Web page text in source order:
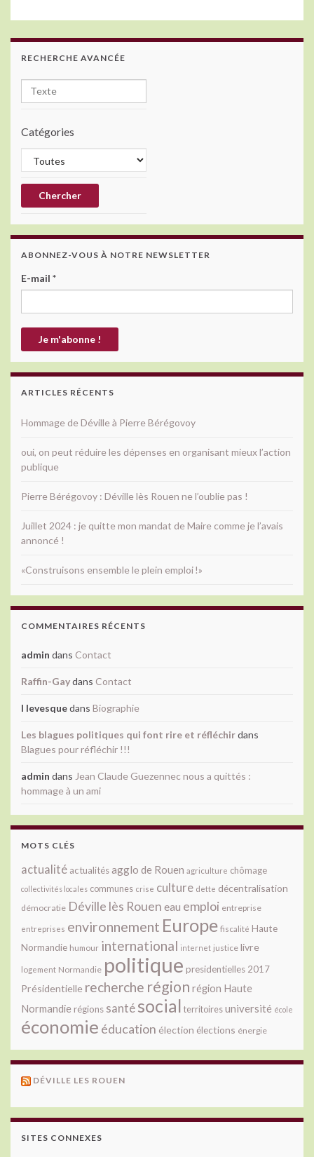
o
o
n
RECHERCHE AVANCÉE
Catégories
ABONNEZ-VOUS À NOTRE NEWSLETTER
E-mail *
ARTICLES RÉCENTS
Hommage de Déville à Pierre Bérégovoy
oui, on peut réduire les dépenses en organisant mieux l’action
publique
Pierre Bérégovoy : Déville lès Rouen ne l’oublie pas !
Juillet 2024 : je quitte mon mandat de Maire comme je l’avais
annoncé !
«Construisons ensemble le plein emploi !»
COMMENTAIRES RÉCENTS
admin dans Contact
Raffin-Gaydans Contact
l levesquedans Biographie
Les blagues politiques qui font rire et réfléchirdans
Blagues pour réfléchir !!!
admin dans Jean Claude Guezennec nous a quittés :
hommage à un ami
MOTS CLÉS
actualité actualitésagglo de Rouen agriculture chômage
collectivités locales communes crise culture dette décentralisation
démocratie Déville lès Rouen eau emploi entreprise
entreprises environnement Europe fiscalité Haute
Normandie humour international internet justice livre
logement Normandie politique presidentielles 2017
Présidentielle recherche région région Haute
Normandie régions santésocial territoiresuniversité école
économie éducation élection élections énergie
DÉVILLE LES ROUEN
SITES CONNEXES